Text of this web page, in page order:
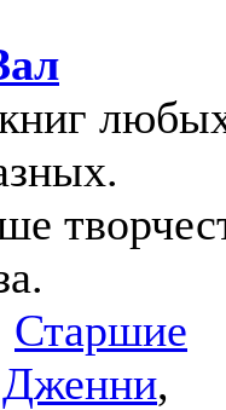
Старшие
Дженни,